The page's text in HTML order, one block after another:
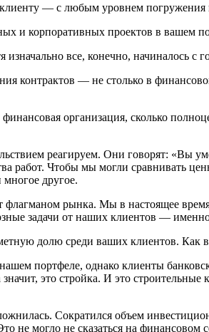
— с любым уровнем
и корпоративных проектов в вашем
все, конечно, начиналось с
контрактов — не столько в
организация, сколько
реагируем. Они говорят: «Вы
работ. Чтобы мы могли сравнивать
другое.
рынка. Мы в настоящее
задачи от наших клиентов —
долю среди ваших клиентов. Как
портфеле, однако клиенты
это стройка. И это
Сократился объем
не могло не сказаться на